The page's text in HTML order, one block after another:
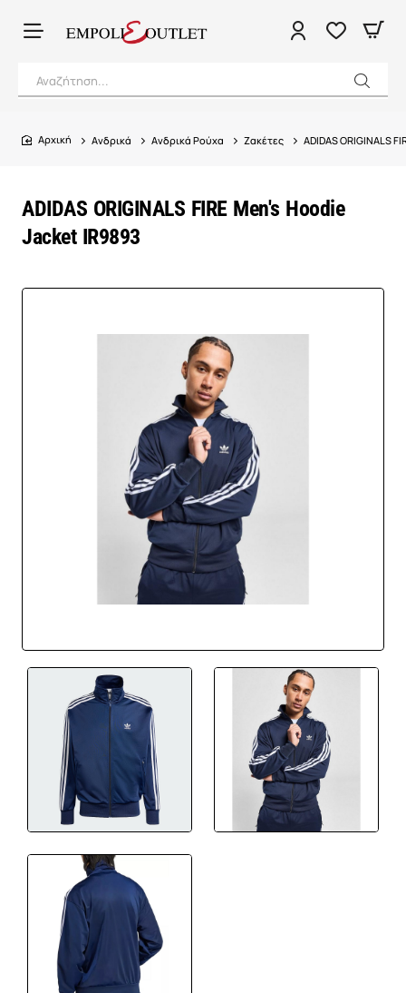
Αναζήτηση...
ADIDAS ORIGINALS FIRE Men's Hoodie
Jacket IR9893
home
Ανδρικά Ανδρικά Ρούχα Ζακέτες ADIDAS ORIGINALS
BEST SELLER